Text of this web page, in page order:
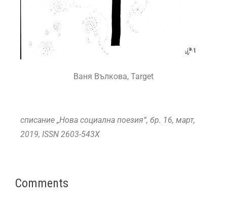
Ваня Вълкова, Target
списание „Нова социална поезия“, бр. 16, март,
2019, ISSN 2603-543X
Comments